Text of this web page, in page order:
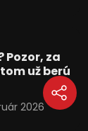
Pozor, za
už berú
2026